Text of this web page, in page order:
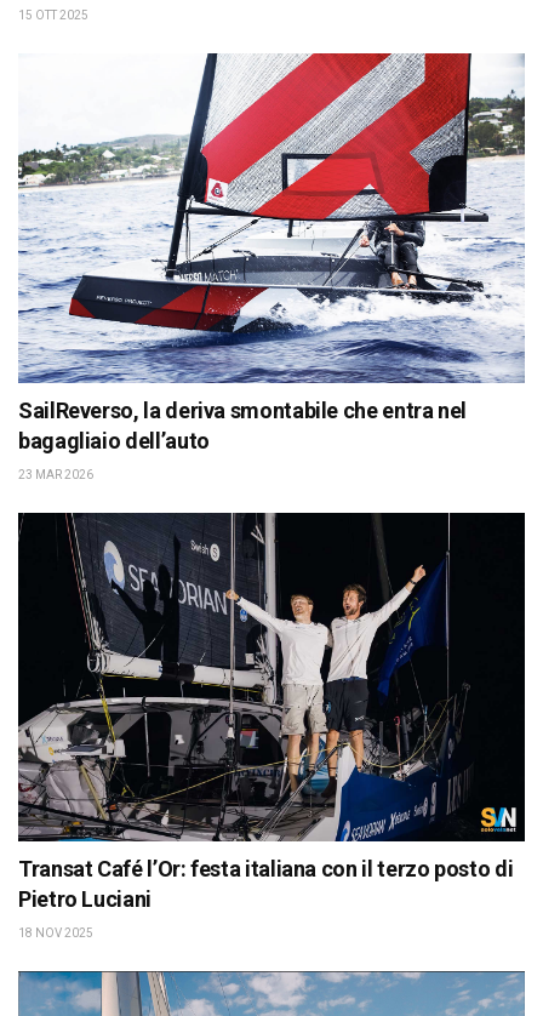
15 OTT 2025
SailReverso, la deriva smontabile che entra nel
bagagliaio dell’auto
23 MAR 2026
Transat Café l’Or: festa italiana con il terzo posto di
Pietro Luciani
18 NOV 2025